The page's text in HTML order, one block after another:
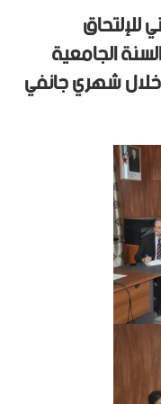
للإلتحاق
الجامعية
خلال شهري جانفي